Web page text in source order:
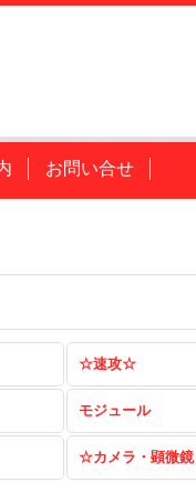
お問い合せ
☆速攻☆
モジュール
☆カメラ・顕微鏡